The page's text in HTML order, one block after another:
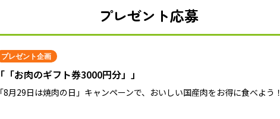
プレゼント応募
プレゼント企画
「「お肉のギフト券3000円分」」
「8月29日は焼肉の日」キャンペーンで、おいしい国産肉をお得に食べよう！